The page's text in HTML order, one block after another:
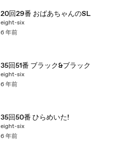
20回29番 おばあちゃんのSL
eight-six
6 年前
35回51番 ブラック&ブラック
eight-six
6 年前
35回50番 ひらめいた!
eight-six
6 年前